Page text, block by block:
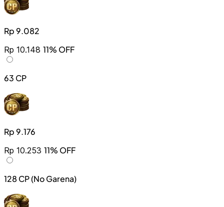
Rp 9.082
Rp 10.148 11% OFF
63 CP
Rp 9.176
Rp 10.253 11% OFF
128 CP (No Garena)